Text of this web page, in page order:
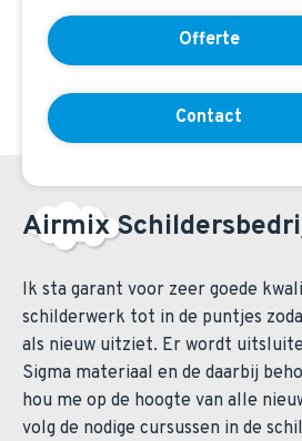
Offerte
Contact
Airmix
Ik sta garant voor zeer goede
schilderwerk tot in de puntjes
als nieuw uitziet. Er wordt
Sigma materiaal en de daarbij
hou me op de hoogte van alle
volg de nodige cursussen in de